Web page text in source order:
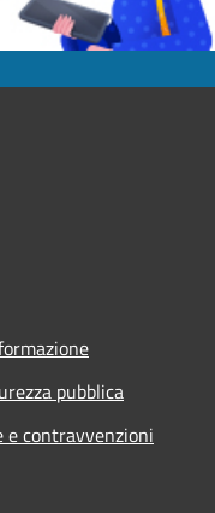
pubblica
e contravvenzioni